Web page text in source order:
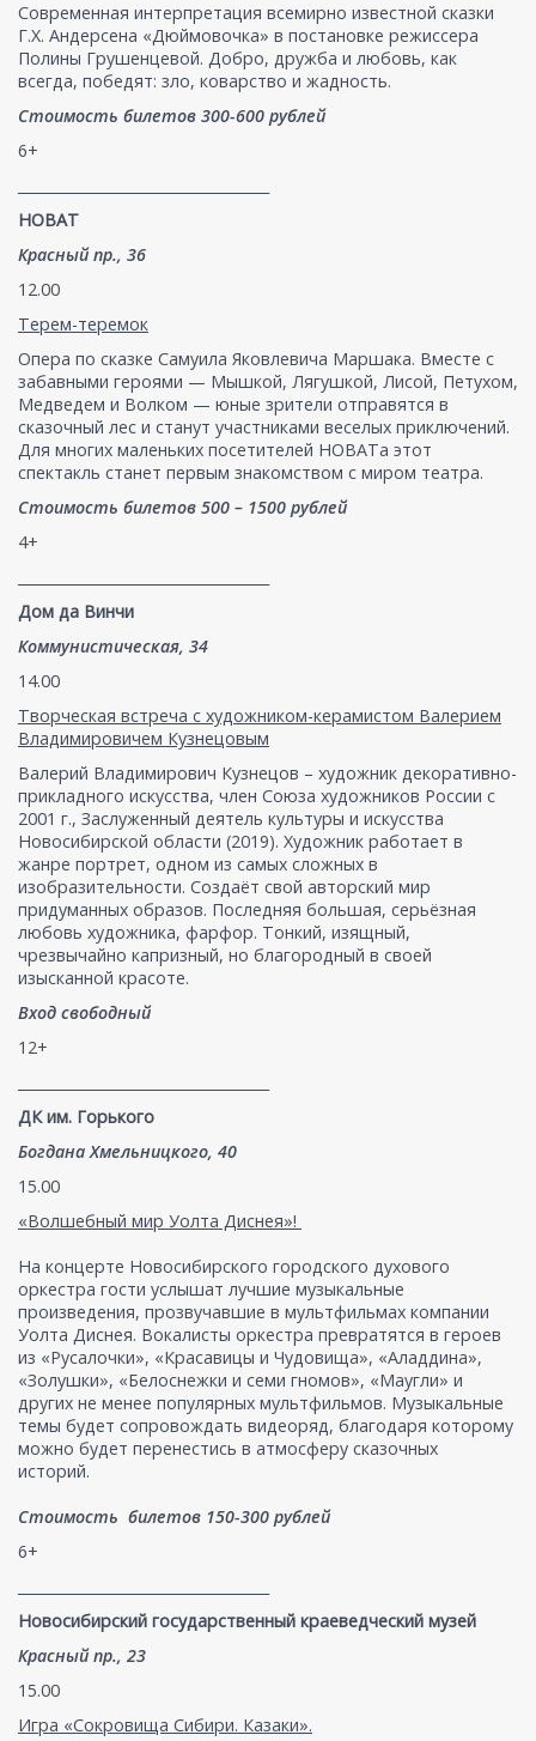
Современная интерпретация всемирно известной сказки
Г.Х. Андерсена «Дюймовочка» в постановке режиссера
Полины Грушенцевой. Добро, дружба и любовь, как
всегда, победят: зло, коварство и жадность.
Стоимость билетов 300-600 рублей
6+
НОВАТ
Красный пр., 36
12.00
Терем-теремок
Опера по сказке Самуила Яковлевича Маршака. Вместе с
забавными героями — Мышкой, Лягушкой, Лисой, Петухом,
Медведем и Волком — юные зрители отправятся в
сказочный лес и станут участниками веселых приключений.
Для многих маленьких посетителей НОВАТа этот
спектакль станет первым знакомством с миром театра.
Стоимость билетов 500 – 1500 рублей
4+
Дом да Винчи
Коммунистическая, 34
14.00
Творческая встреча с художником-керамистом Валерием
Владимировичем Кузнецовым
Валерий Владимирович Кузнецов – художник декоративно-
прикладного искусства, член Союза художников России с
2001 г., Заслуженный деятель культуры и искусства
Новосибирской области (2019). Художник работает в
жанре портрет, одном из самых сложных в
изобразительности. Создаёт свой авторский мир
придуманных образов. Последняя большая, серьёзная
любовь художника, фарфор. Тонкий, изящный,
чрезвычайно капризный, но благородный в своей
изысканной красоте.
Вход свободный
12+
ДК им. Горького
Богдана Хмельницкого, 40
15.00
«Волшебный мир Уолта Диснея»!
На концерте Новосибирского городского духового
оркестра гости услышат лучшие музыкальные
произведения, прозвучавшие в мультфильмах компании
Уолта Диснея. Вокалисты оркестра превратятся в героев
из «Русалочки», «Красавицы и Чудовища», «Аладдина»,
«Золушки», «Белоснежки и семи гномов», «Маугли» и
других не менее популярных мультфильмов. Музыкальные
темы будет сопровождать видеоряд, благодаря которому
можно будет перенестись в атмосферу сказочных
историй.
Стоимость билетов 150-300 рублей
6+
Новосибирский государственный краеведческий музей
Красный пр., 23
15.00
Игра «Сокровища Сибири. Казаки».